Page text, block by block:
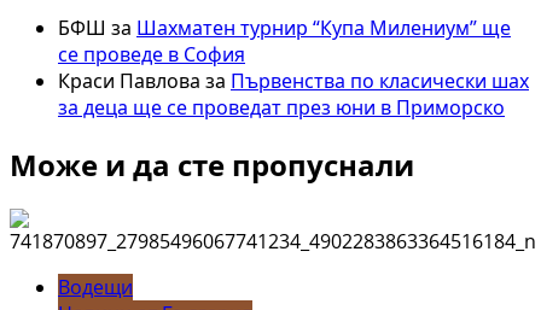
БФШ за Шахматен турнир “Купа Милениум” ще
се проведе в София
Краси Павлова за Първенства по класически шах
за деца ще се проведат през юни в Приморско
Може и да сте пропуснали
Водещи